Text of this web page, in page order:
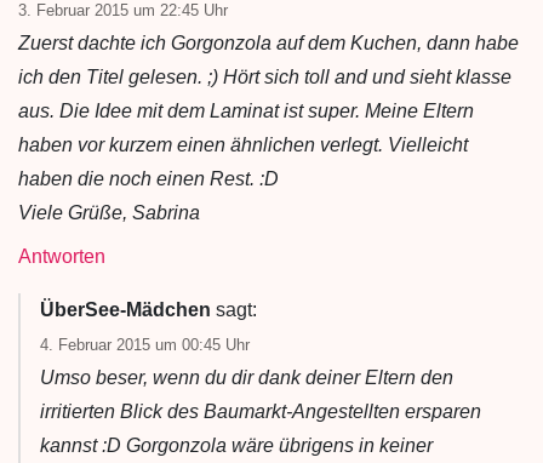
3. Februar 2015 um 22:45 Uhr
Zuerst dachte ich Gorgonzola auf dem Kuchen, dann habe
ich den Titel gelesen. ;) Hört sich toll and und sieht klasse
aus. Die Idee mit dem Laminat ist super. Meine Eltern
haben vor kurzem einen ähnlichen verlegt. Vielleicht
haben die noch einen Rest. :D
Viele Grüße, Sabrina
Antworten
ÜberSee-Mädchen sagt:
4. Februar 2015 um 00:45 Uhr
Umso beser, wenn du dir dank deiner Eltern den
irritierten Blick des Baumarkt-Angestellten ersparen
kannst :D Gorgonzola wäre übrigens in keiner